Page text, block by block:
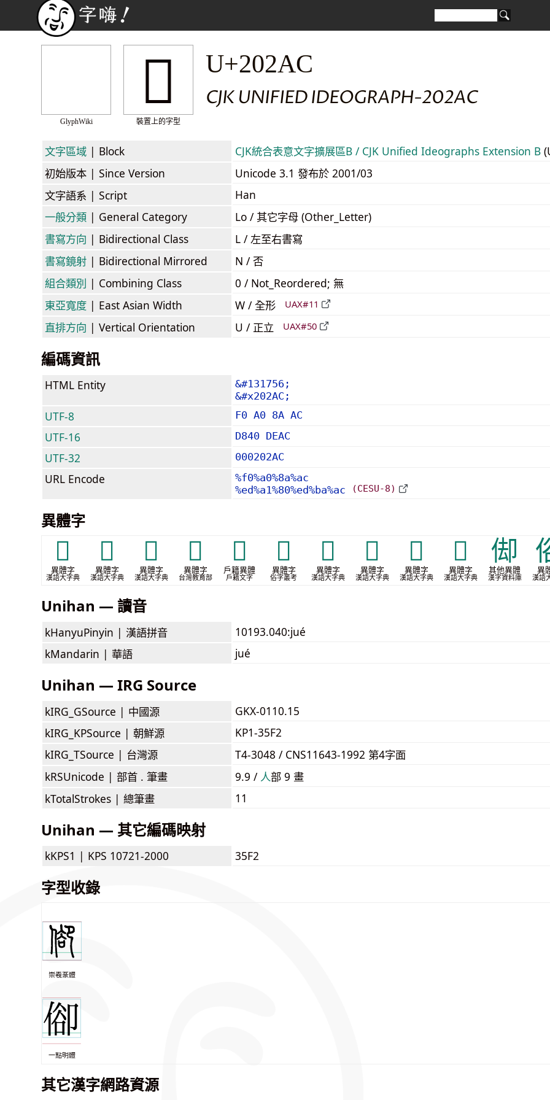
GlyphWiki
𠊬
裝置上的字型
U+202AC
CJK UNIFIED IDEOGRAPH-202AC
文字區域 | Block CJK統合表意文字擴展區B / CJK Unified Ideographs Extension B
初始版本 | Since Version
Unicode 3.1 發布於 2001/03
文字語系 | Script
Han
一般分類 | General Category
Lo / 其它字母 (Other_Letter)
書寫方向 | Bidirectional Class
L / 左至右書寫
書寫鏡射 | Bidirectional Mirrored
N / 否
組合類別 | Combining Class
0 / Not_Reordered; 無
東亞寬度 | East Asian Width W / 全形 UAX#11
直排方向 | Vertical Orientation U / 正立 UAX#50
編碼資訊
HTML Entity
&#131756;
&#x202AC;
UTF-8 F0 A0 8A AC
UTF-16 D840 DEAC
UTF-32 000202AC
URL Encode
%f0%a0%8a%ac
%ed%a1%80%ed%ba%ac
(CESU-8)
異體字
𠌁
異體字
漢語大字典
𠌢
異體字
漢語大字典
𠍠
異體字
漢語大字典
𠙆
異體字
台灣教育部
𢔘
戶籍異體
戶籍文字
𢔱
異體字
俗字叢考
𢛠
異體字
漢語大字典
𢜭
異體字
漢語大字典
𧮬
異體字
漢語大字典
𧮭
異體字
漢語大字典
㑢
其他異體
漢字資料庫
異
漢語
Unihan — 讀音
kHanyuPinyin | 漢語拼音
10193.040:jué
kMandarin | 華語 jué
Unihan — IRG Source
kIRG_GSource | 中國源
GKX-0110.15
kIRG_KPSource | 朝鮮源
KP1-35F2
kIRG_TSource | 台灣源
T4-3048 / CNS11643-1992 第4字面
kRSUnicode | 部首 . 筆畫 9.9 / ⼈部 9 畫
kTotalStrokes | 總筆畫 11
Unihan — 其它編碼映射
kKPS1 | KPS 10721-2000 35F2
字型收錄
崇羲篆體
一點明體
其它漢字網路資源